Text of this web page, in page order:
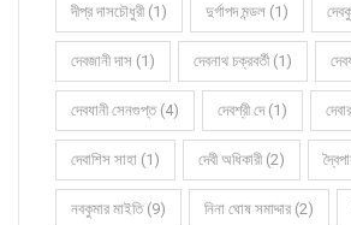
দীপ্র দাসচৌধুরী (1) দুর্গাপদ মন্ডল (1)
দেবজানী দাস (1) দেবনাথ চক্রবর্তী (1)
দেবযানী সেনগুপ্ত (4) দেবশ্রী দে (1)
দেবাশিস সাহা (1) দেবী অধিকারী (2)
নবকুমার মাইতি (9) নিনা ঘোষ সমাদ্দার (2)